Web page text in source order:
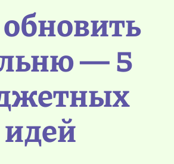
— 5
идей